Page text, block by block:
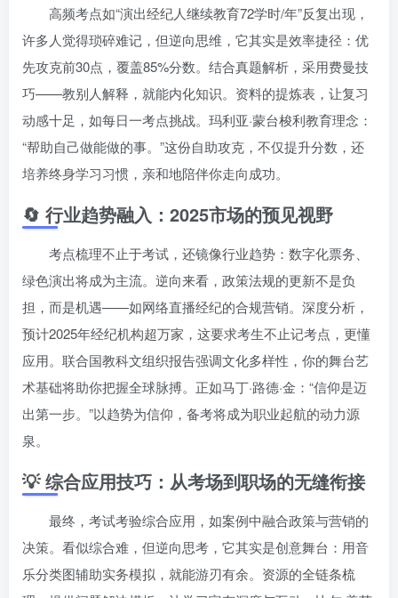
高频考点如“演出经纪人继续教育72学时/年”反复出现，
许多人觉得琐碎难记，但逆向思维，它其实是效率捷径：优
先攻克前30点，覆盖85%分数。结合真题解析，采用费曼技
巧——教别人解释，就能内化知识。资料的提炼表，让复习
动感十足，如每日一考点挑战。玛利亚·蒙台梭利教育理念：
“帮助自己做能做的事。”这份自助攻克，不仅提升分数，还
培养终身学习习惯，亲和地陪伴你走向成功。
🔄 行业趋势融入：2025市场的预见视野
考点梳理不止于考试，还镜像行业趋势：数字化票务、
绿色演出将成为主流。逆向来看，政策法规的更新不是负
担，而是机遇——如网络直播经纪的合规营销。深度分析，
预计2025年经纪机构超万家，这要求考生不止记考点，更懂
应用。联合国教科文组织报告强调文化多样性，你的舞台艺
术基础将助你把握全球脉搏。正如马丁·路德·金：“信仰是迈
出第一步。”以趋势为信仰，备考将成为职业起航的动力源
泉。
💡 综合应用技巧：从考场到职场的无缝衔接
最终，考试考验综合应用，如案例中融合政策与营销的
决策。看似综合难，但逆向思考，它其实是创意舞台：用音
乐分类图辅助实务模拟，就能游刃有余。资源的全链条梳